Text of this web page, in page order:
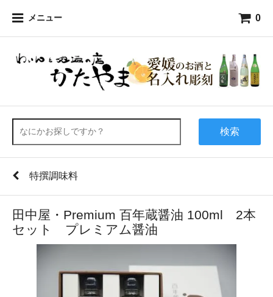
メニュー 0
検索
特撰調味料
田中屋・Premium 百年蔵醤油 100ml 2本
セット プレミアム醤油